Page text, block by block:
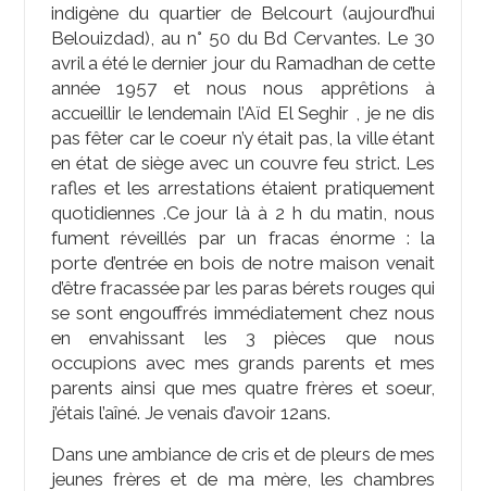
indigène du quartier de Belcourt (aujourd’hui
Belouizdad), au n° 50 du Bd Cervantes. Le 30
avril a été le dernier jour du Ramadhan de cette
année 1957 et nous nous apprêtions à
accueillir le lendemain l’Aïd El Seghir , je ne dis
pas fêter car le coeur n’y était pas, la ville étant
en état de siège avec un couvre feu strict. Les
rafles et les arrestations étaient pratiquement
quotidiennes .Ce jour là à 2 h du matin, nous
fument réveillés par un fracas énorme : la
porte d’entrée en bois de notre maison venait
d’être fracassée par les paras bérets rouges qui
se sont engouffrés immédiatement chez nous
en envahissant les 3 pièces que nous
occupions avec mes grands parents et mes
parents ainsi que mes quatre frères et soeur,
j’étais l’aîné. Je venais d’avoir 12ans.
Dans une ambiance de cris et de pleurs de mes
jeunes frères et de ma mère, les chambres